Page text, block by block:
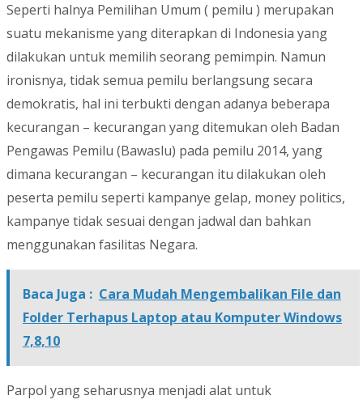
Seperti halnya Pemilihan Umum ( pemilu ) merupakan
suatu mekanisme yang diterapkan di Indonesia yang
dilakukan untuk memilih seorang pemimpin. Namun
ironisnya, tidak semua pemilu berlangsung secara
demokratis, hal ini terbukti dengan adanya beberapa
kecurangan – kecurangan yang ditemukan oleh Badan
Pengawas Pemilu (Bawaslu) pada pemilu 2014, yang
dimana kecurangan – kecurangan itu dilakukan oleh
peserta pemilu seperti kampanye gelap, money politics,
kampanye tidak sesuai dengan jadwal dan bahkan
menggunakan fasilitas Negara.
Baca Juga : Cara Mudah Mengembalikan File dan
Folder Terhapus Laptop atau Komputer Windows
7,8,10
Parpol yang seharusnya menjadi alat untuk